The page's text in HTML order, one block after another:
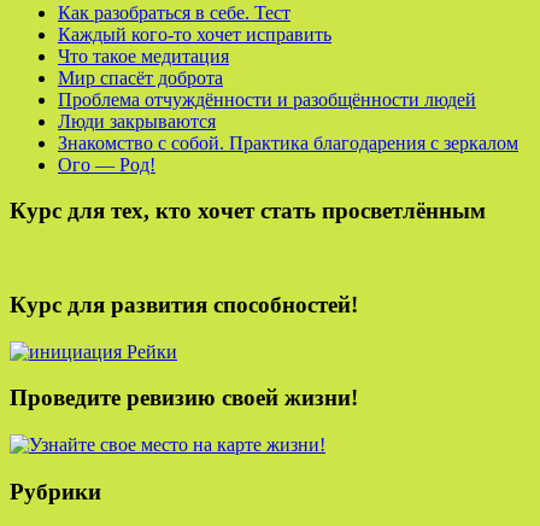
Как разобраться в себе. Тест
Каждый кого-то хочет исправить
Что такое медитация
Мир спасёт доброта
Проблема отчуждённости и разобщённости людей
Люди закрываются
Знакомство с собой. Практика благодарения с зеркалом
Ого — Род!
Курс для тех, кто хочет стать просветлённым
Курс для развития способностей!
Проведите ревизию своей жизни!
Рубрики